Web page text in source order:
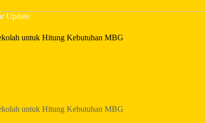
Update
untuk Hitung Kebutuhan MBG
untuk Hitung Kebutuhan MBG